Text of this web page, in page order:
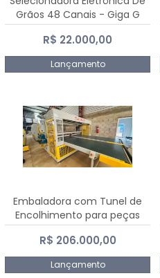
Grãos 48 Canais - Giga G
10000
R$ 22.000,00
Lançamento
Embaladora com Tunel de
Encolhimento para peças
grandes portas janelas -
Dalmak
R$ 206.000,00
Lançamento